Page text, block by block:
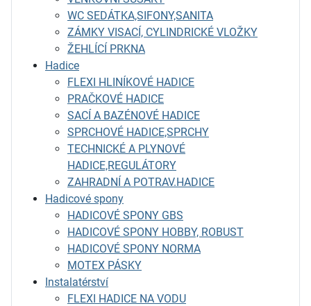
WC SEDÁTKA,SIFONY,SANITA
ZÁMKY VISACÍ, CYLINDRICKÉ VLOŽKY
ŽEHLÍCÍ PRKNA
Hadice
FLEXI HLINÍKOVÉ HADICE
PRAČKOVÉ HADICE
SACÍ A BAZÉNOVÉ HADICE
SPRCHOVÉ HADICE,SPRCHY
TECHNICKÉ A PLYNOVÉ
HADICE,REGULÁTORY
ZAHRADNÍ A POTRAV.HADICE
Hadicové spony
HADICOVÉ SPONY GBS
HADICOVÉ SPONY HOBBY, ROBUST
HADICOVÉ SPONY NORMA
MOTEX PÁSKY
Instalatérství
FLEXI HADICE NA VODU